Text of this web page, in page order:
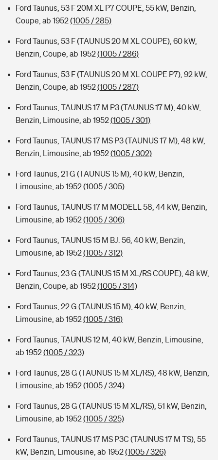
Ford Taunus, 53 F 20M XL P7 COUPE, 55 kW, Benzin,
Coupe, ab 1952(1005 / 285)
Ford Taunus, 53 F (TAUNUS 20 M XL COUPE), 60 kW,
Benzin, Coupe, ab 1952(1005 / 286)
Ford Taunus, 53 F (TAUNUS 20 M XL COUPE P7), 92 kW,
Benzin, Coupe, ab 1952(1005 / 287)
Ford Taunus, TAUNUS 17 M P3 (TAUNUS 17 M), 40 kW,
Benzin, Limousine, ab 1952(1005 / 301)
Ford Taunus, TAUNUS 17 MS P3 (TAUNUS 17 M), 48 kW,
Benzin, Limousine, ab 1952(1005 / 302)
Ford Taunus, 21 G (TAUNUS 15 M), 40 kW, Benzin,
Limousine, ab 1952(1005 / 305)
Ford Taunus, TAUNUS 17 M MODELL 58, 44 kW, Benzin,
Limousine, ab 1952(1005 / 306)
Ford Taunus, TAUNUS 15 M BJ. 56, 40 kW, Benzin,
Limousine, ab 1952(1005 / 312)
Ford Taunus, 23 G (TAUNUS 15 M XL/RS COUPE), 48 kW,
Benzin, Coupe, ab 1952(1005 / 314)
Ford Taunus, 22 G (TAUNUS 15 M), 40 kW, Benzin,
Limousine, ab 1952(1005 / 316)
Ford Taunus, TAUNUS 12 M, 40 kW, Benzin, Limousine,
ab 1952(1005 / 323)
Ford Taunus, 28 G (TAUNUS 15 M XL/RS), 48 kW, Benzin,
Limousine, ab 1952(1005 / 324)
Ford Taunus, 28 G (TAUNUS 15 M XL/RS), 51 kW, Benzin,
Limousine, ab 1952(1005 / 325)
Ford Taunus, TAUNUS 17 MS P3C (TAUNUS 17 M TS), 55
kW, Benzin, Limousine, ab 1952(1005 / 326)